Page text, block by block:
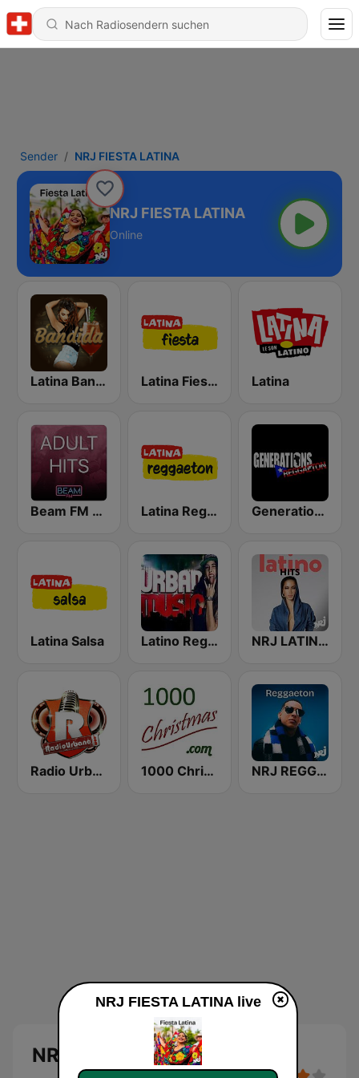
Sender NRJ FIESTA LATINA
NRJ FIESTA LATINA
Online
Latina Bandida! Latina Fiesta Latina
Beam FM - Adult Hits Latina Reggaeton Generations Reggaeton
Latina Salsa Latino Reggaeton y Urbano NRJ LATINO HITS
Radio Urbano 1000 Christmas NRJ REGGAETON
NRJ FIESTA LATINA
NRJ FIESTA LATINA live